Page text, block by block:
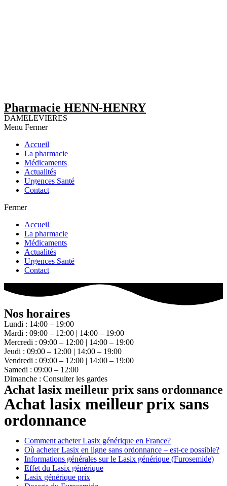
Pharmacie HENN-HENRY
DAMELEVIERES
Menu Fermer
Accueil
La pharmacie
Médicaments
Actualités
Urgences Santé
Contact
Fermer
Accueil
La pharmacie
Médicaments
Actualités
Urgences Santé
Contact
Nos horaires
Lundi : 14:00 – 19:00
Mardi : 09:00 – 12:00 | 14:00 – 19:00
Mercredi : 09:00 – 12:00 | 14:00 – 19:00
Jeudi : 09:00 – 12:00 | 14:00 – 19:00
Vendredi : 09:00 – 12:00 | 14:00 – 19:00
Samedi : 09:00 – 12:00
Dimanche : Consulter les gardes
Achat lasix meilleur prix sans ordonnance
Achat lasix meilleur prix sans
ordonnance
Comment acheter Lasix générique en France?
Où acheter Lasix en ligne sans ordonnance – est-ce possible?
Informations générales sur le Lasix générique (Furosemide)
Effet du Lasix générique
Lasix générique prix